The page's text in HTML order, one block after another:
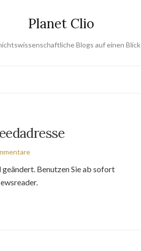
Planet Clio
Blogs auf einen Blick
geändert. Benutzen Sie ab sofort